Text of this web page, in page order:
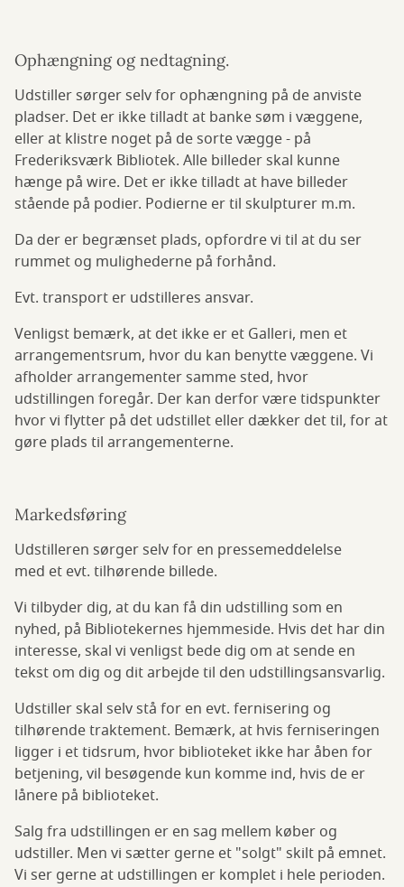
Ophængning og nedtagning.
Udstiller sørger selv for ophængning på de anviste
pladser. Det er ikke tilladt at banke søm i væggene,
eller at klistre noget på de sorte vægge - på
Frederiksværk Bibliotek. Alle billeder skal kunne
hænge på wire. Det er ikke tilladt at have billeder
stående på podier. Podierne er til skulpturer m.m.
Da der er begrænset plads, opfordre vi til at du ser
rummet og mulighederne på forhånd.
Evt. transport er udstilleres ansvar.
Venligst bemærk, at det ikke er et Galleri, men et
arrangementsrum, hvor du kan benytte væggene. Vi
afholder arrangementer samme sted, hvor
udstillingen foregår. Der kan derfor være tidspunkter
hvor vi flytter på det udstillet eller dækker det til, for at
gøre plads til arrangementerne.
Markedsføring
Udstilleren sørger selv for en pressemeddelelse
med et evt. tilhørende billede.
Vi tilbyder dig, at du kan få din udstilling som en
nyhed, på Bibliotekernes hjemmeside. Hvis det har din
interesse, skal vi venligst bede dig om at sende en
tekst om dig og dit arbejde til den udstillingsansvarlig.
Udstiller skal selv stå for en evt. fernisering og
tilhørende traktement. Bemærk, at hvis ferniseringen
ligger i et tidsrum, hvor biblioteket ikke har åben for
betjening, vil besøgende kun komme ind, hvis de er
lånere på biblioteket.
Salg fra udstillingen er en sag mellem køber og
udstiller. Men vi sætter gerne et "solgt" skilt på emnet.
Vi ser gerne at udstillingen er komplet i hele perioden.